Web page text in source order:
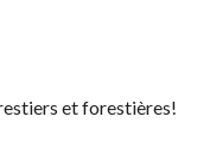
et forestières!